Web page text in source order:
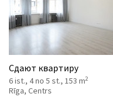
Сдают квартиру
6 ist., 4 no 5 st., 153 m2
Rīga, Centrs